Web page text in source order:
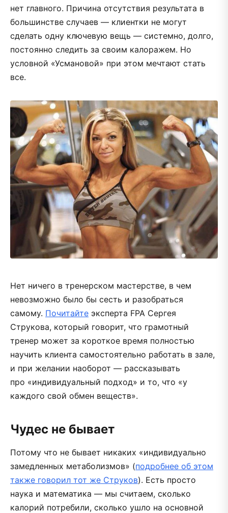
нет главного. Причина отсутствия результата в
большинстве случаев — клиентки не могут
сделать одну ключевую вещь — системно, долго,
постоянно следить за своим калоражем. Но
условной «Усмановой» при этом мечтают стать
все.
Нет ничего в тренерском мастерстве, в чем
невозможно было бы сесть и разобраться
самому. Почитайте эксперта FPA Сергея
Струкова, который говорит, что грамотный
тренер может за короткое время полностью
научить клиента самостоятельно работать в зале,
и при желании наоборот — рассказывать
про «индивидуальный подход» и то, что «у
каждого свой обмен веществ».
Чудес не бывает
Потому что не бывает никаких «индивидуально
замедленных метаболизмов» (подробнее об этом
также говорил тот же Струков). Есть просто
наука и математика — мы считаем, сколько
калорий потребили, сколько ушло на основной